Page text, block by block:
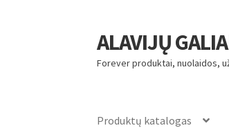
Pereiti
prie
meniu
Pereiti
prie
turinio
ALAVIJŲ
Forever produktai, nuolaidos,
Produktų katalogas